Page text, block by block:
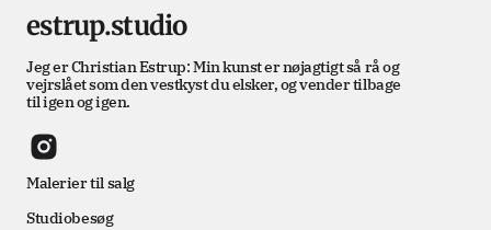
estrup.studio
Jeg er Christian Estrup: Min kunst er nøjagtigt så rå og
vejrslået som den vestkyst du elsker, og vender tilbage
til igen og igen.
Malerier til salg
Studiobesøg